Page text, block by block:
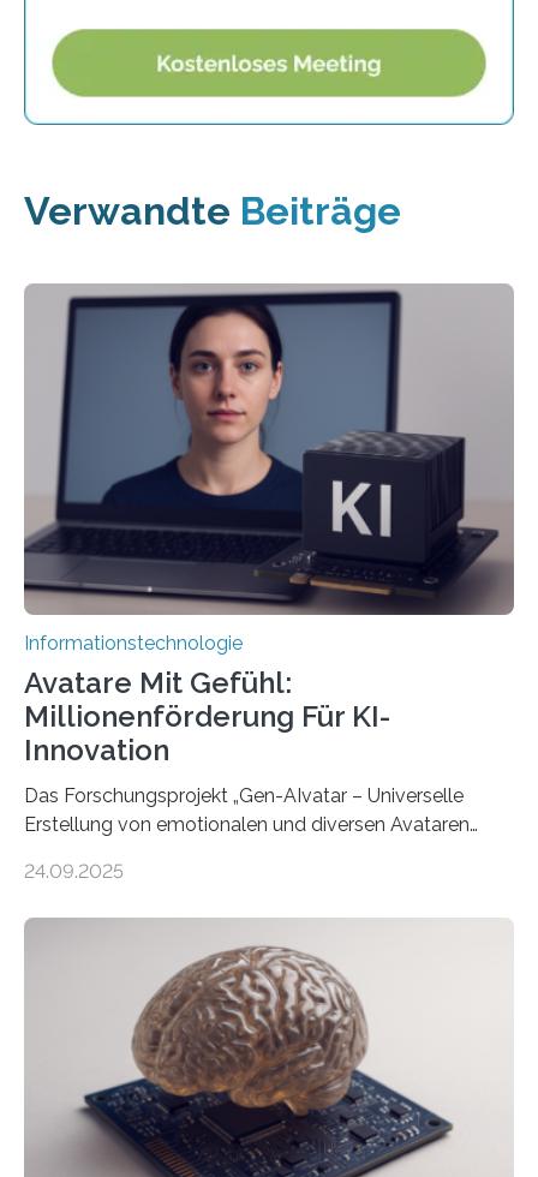
Verwandte Beiträge
Informationstechnologie
Avatare Mit Gefühl:
Millionenförderung Für KI-
Innovation
Das Forschungsprojekt „Gen-AIvatar – Universelle
Erstellung von emotionalen und diversen Avataren
Förderung in Höhe von rund 2 Millionen Euro. Dabei
der MindPort GmbH eine neuartige, KI-gestützte
Lösung zur Erzeugung von Emotionen für realistische
Avatare. Gen-AIvatar entwickelt innovative und
kosteneffiziente Methoden, um lebensechte Avatare zu
erstellen. „Besonders wichtig ist uns eine ganzheitliche
Animation, bei der Stimme, Körperbewegung, Gestik
und Mimik im Einklang sind…
24.09.2025